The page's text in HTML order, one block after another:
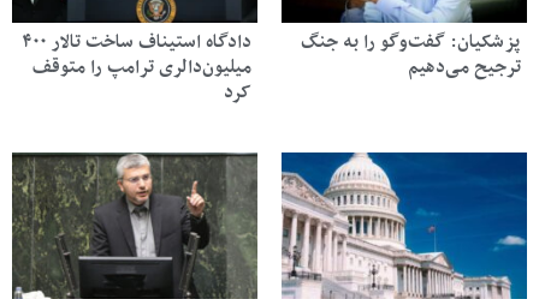
پزشکیان: گفت‌وگو را به جنگ
ترجیح می‌دهیم
دادگاه استیناف ساخت تالار ۴۰۰
میلیون‌دالری ترامپ را متوقف
کرد